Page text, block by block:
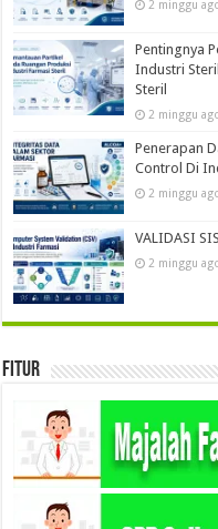
2 minggu
Pentingnya
Industri
Steril
2 minggu
Penerapan
Control Di
2 minggu
VALIDASI
2 minggu
Fitur